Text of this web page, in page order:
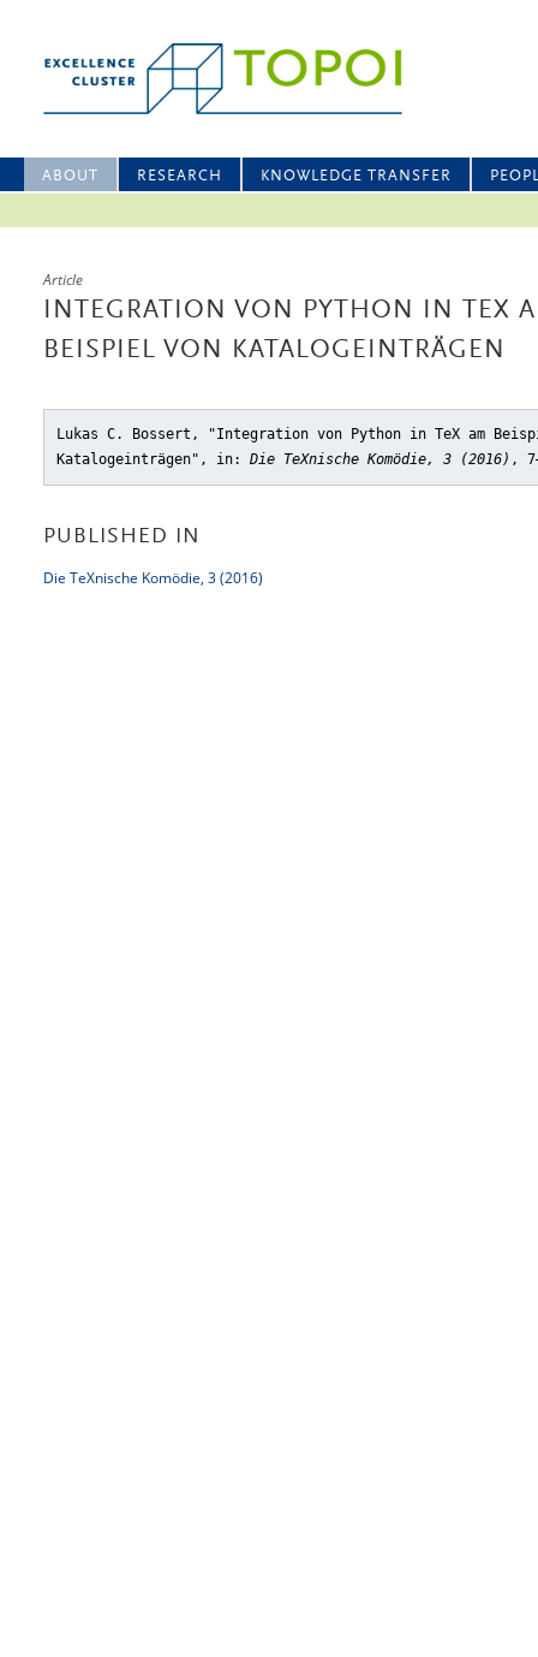
ABOUT RESEARCH KNOWLEDGE TRANSFER
Article
INTEGRATION VON PYTHON IN TEX
BEISPIEL VON KATALOGEINTRÄGEN
Lukas C. Bossert, "Integration von Python in TeX am
Katalogeinträgen" , in: Die TeXnische Komödie, 3 (2016) ,
PUBLISHED IN
Die TeXnische Komödie, 3 (2016)